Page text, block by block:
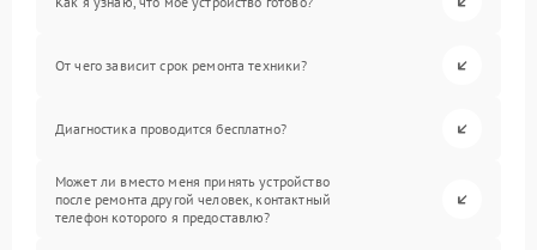
От чего зависит срок ремонта техники?
Диагностика проводится бесплатно?
Может ли вместо меня принять устройство
после ремонта другой человек, контактный
телефон которого я предоставлю?